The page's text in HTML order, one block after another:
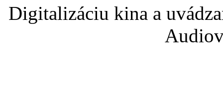
Digitalizáciu kina a